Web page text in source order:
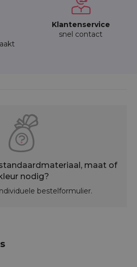
Klantenservice
snel contact
maat of
nodig?
bestelformulier.